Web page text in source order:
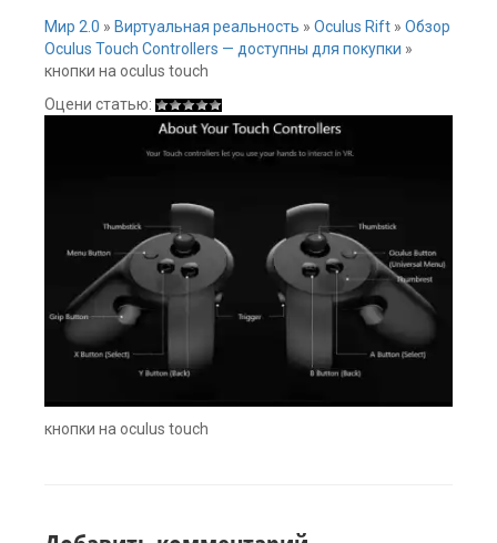
Мир 2.0 » Виртуальная реальность » Oculus Rift » Обзор
Oculus Touch Controllers — доступны для покупки »
кнопки на oculus touch
Оцени статью:
кнопки на oculus touch